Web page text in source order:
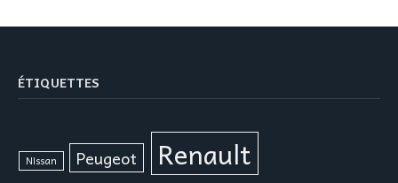
ÉTIQUETTES
Nissan Peugeot Renault